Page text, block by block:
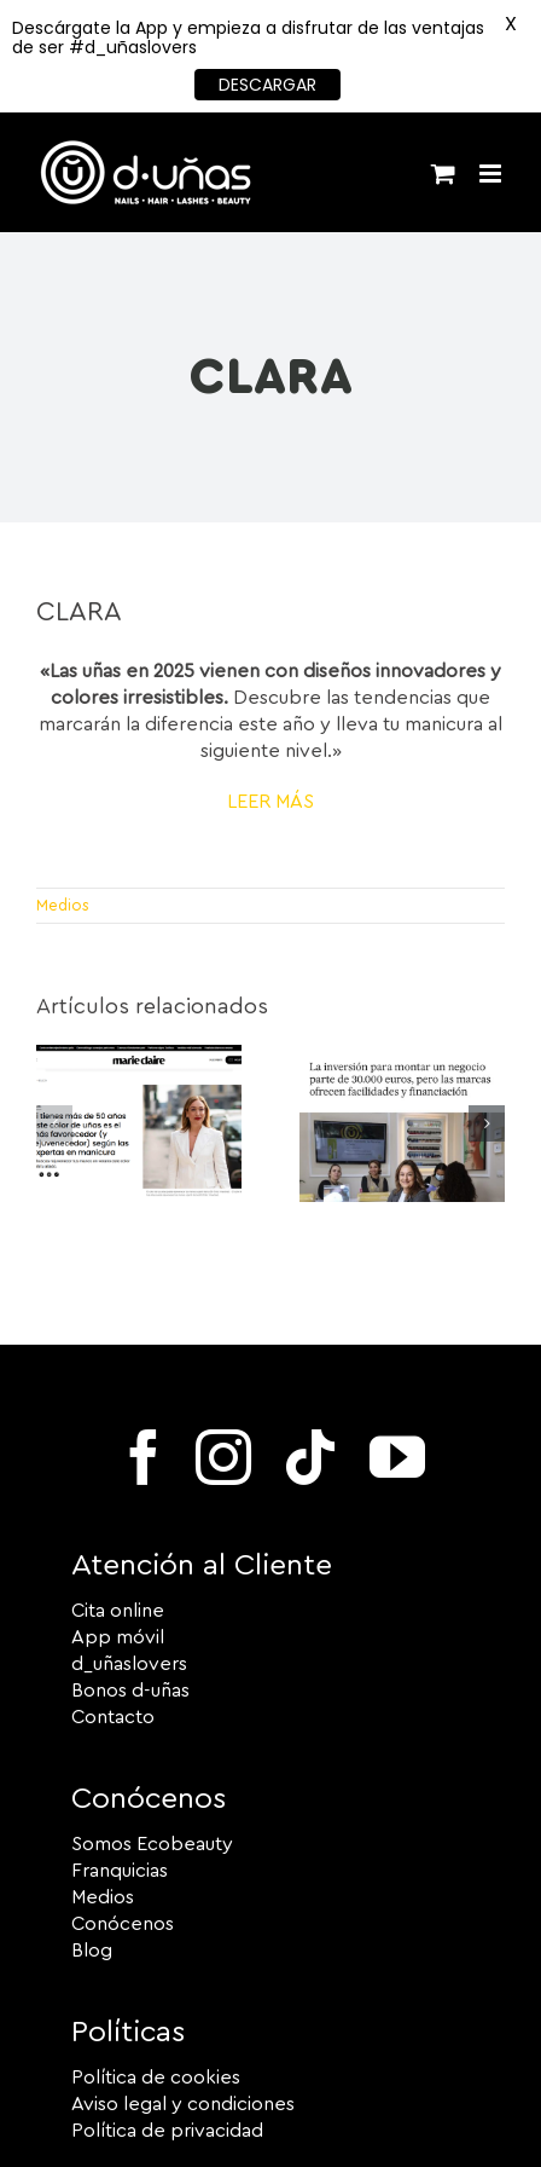
contenido
CLARA
CLARA
«Las uñas en 2025 vienen con diseños innovadores y
colores irresistibles. Descubre las tendencias que
marcarán la diferencia este año y lleva tu manicura al
siguiente nivel.»
LEER MÁS
Medios
Artículos relacionados
Atención al Cliente
Cita online
App móvil
d_uñaslovers
Bonos d-uñas
Contacto
Conócenos
Somos Ecobeauty
Franquicias
Medios
Conócenos
Blog
Políticas
Política de cookies
Aviso legal y condiciones
Política de privacidad
Descárgate la App y empieza a disfrutar de las ventajas
de ser #d_uñaslovers
DESCARGAR
X